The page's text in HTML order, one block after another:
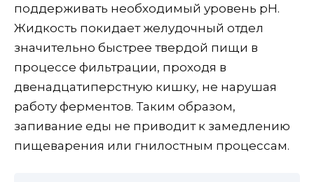
поддерживать необходимый уровень pH.
Жидкость покидает желудочный отдел
значительно быстрее твердой пищи в
процессе фильтрации, проходя в
двенадцатиперстную кишку, не нарушая
работу ферментов. Таким образом,
запивание еды не приводит к замедлению
пищеварения или гнилостным процессам.